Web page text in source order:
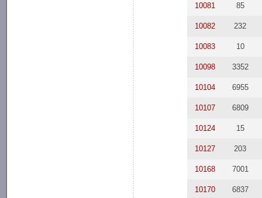
10081 85
10082 232
10083 10
10098 3352
10104 6955
10107 6809
10124 15
10127 203
10168 7001
10170 6837